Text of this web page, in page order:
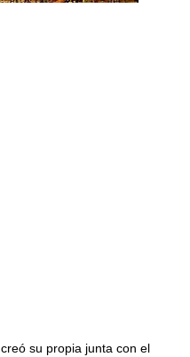
creó su propia junta con el